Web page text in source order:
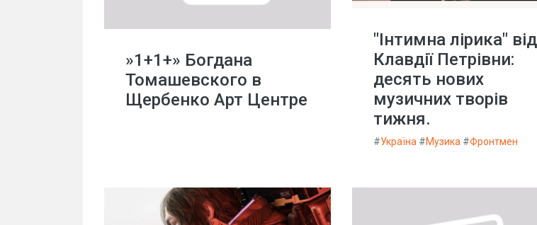
»1+1+» Богдана
Томашевского в
Щербенко Арт Центре
"Інтимна лірика" від
Клавдії Петрівни:
десять нових
музичних творів
тижня.
#Україна #Музика #Фронтмен